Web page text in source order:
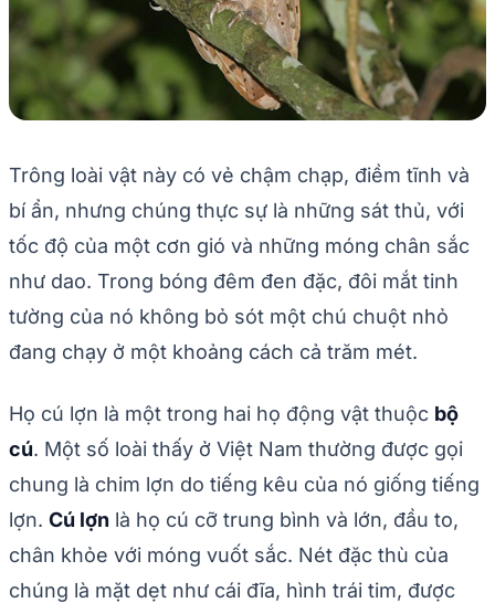
Trông loài vật này có vẻ chậm chạp, điềm tĩnh và
bí ẩn, nhưng chúng thực sự là những sát thủ, với
tốc độ của một cơn gió và những móng chân sắc
như dao. Trong bóng đêm đen đặc, đôi mắt tinh
tường của nó không bỏ sót một chú chuột nhỏ
đang chạy ở một khoảng cách cả trăm mét.
Họ cú lợn là một trong hai họ động vật thuộc bộ
cú. Một số loài thấy ở Việt Nam thường được gọi
chung là chim lợn do tiếng kêu của nó giống tiếng
lợn. Cú lợn là họ cú cỡ trung bình và lớn, đầu to,
chân khỏe với móng vuốt sắc. Nét đặc thù của
chúng là mặt dẹt như cái đĩa, hình trái tim, được